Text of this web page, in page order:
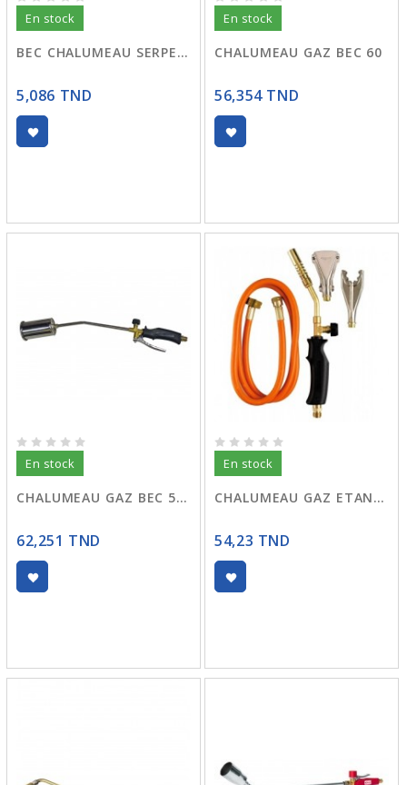
En stock
BEC CHALUMEAU SERPENT 40 MM
5,086 TND
En stock
CHALUMEAU GAZ BEC 60
56,354 TND
En stock
CHALUMEAU GAZ BEC 50 R:217
62,251 TND
En stock
CHALUMEAU GAZ ETANCHEITE 3 BEC
54,23 TND